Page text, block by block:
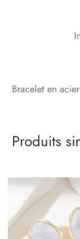
Bracelet en
Produits